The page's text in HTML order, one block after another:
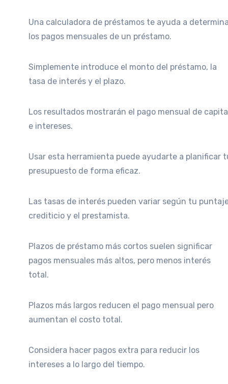
Una calculadora de préstamos te ayuda a
los pagos mensuales de un préstamo.
Simplemente introduce el monto del préstamo, la
tasa de interés y el plazo.
Los resultados mostrarán el pago mensual de
e intereses.
Usar esta herramienta puede ayudarte a planificar
presupuesto de forma eficaz.
Las tasas de interés pueden variar según tu
crediticio y el prestamista.
Plazos de préstamo más cortos suelen significar
pagos mensuales más altos, pero menos interés
total.
Plazos más largos reducen el pago mensual pero
aumentan el costo total.
Considera hacer pagos extra para reducir los
intereses a lo largo del tiempo.